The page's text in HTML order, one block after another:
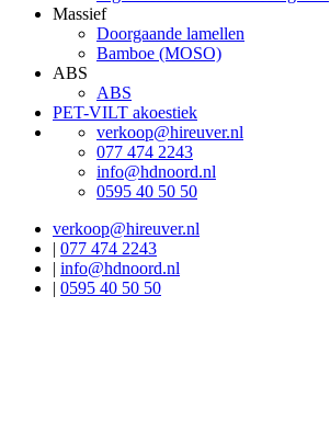
Massief
Doorgaande lamellen
Bamboe (MOSO)
ABS
ABS
PET-VILT akoestiek
verkoop@hireuver.nl
077 474 2243
info@hdnoord.nl
0595 40 50 50
verkoop@hireuver.nl
| 077 474 2243
| info@hdnoord.nl
| 0595 40 50 50